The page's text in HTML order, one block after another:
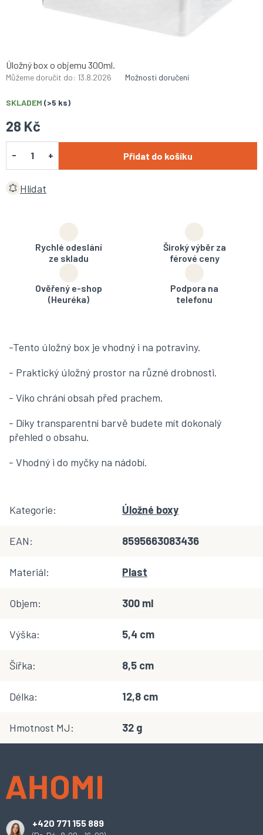
28 Kč
SKLADEM (>5 ks)
Můžeme doručit do: 13.8.2026 Možnosti doručení
Přidat do košíku
Úložný box o objemu 300ml.
Hlídat
Rychlé odeslání
ze skladu
Široký výběr za
férové ceny
Ověřený e-shop
(Heuréka)
Podpora na
telefonu
-Tento úložný box je vhodný i na potraviny.
- Praktický úložný prostor na různé drobnosti.
- Víko chrání obsah před prachem.
- Díky transparentní barvě budete mít dokonalý
přehled o obsahu.
- Vhodný i do myčky na nádobí.
Kategorie: Úložné boxy
EAN: 8595663083436
Materiál: Plast
Objem: 300 ml
Výška: 5,4 cm
Šířka: 8,5 cm
Délka: 12,8 cm
Hmotnost MJ: 32 g
+420 771 155 889